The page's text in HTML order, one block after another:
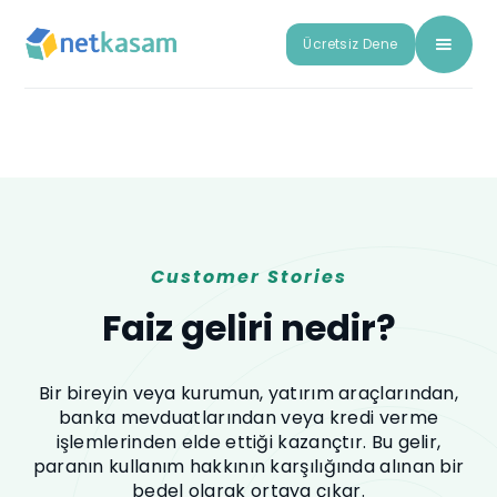
Ücretsiz Dene
Customer Stories
Faiz geliri nedir?
Bir bireyin veya kurumun, yatırım araçlarından,
banka mevduatlarından veya kredi verme
işlemlerinden elde ettiği kazançtır. Bu gelir,
paranın kullanım hakkının karşılığında alınan bir
bedel olarak ortaya çıkar.